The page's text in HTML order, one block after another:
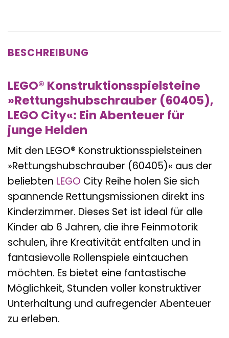
BESCHREIBUNG
LEGO® Konstruktionsspielsteine
»Rettungshubschrauber (60405),
LEGO City«: Ein Abenteuer für
junge Helden
Mit den LEGO® Konstruktionsspielsteinen
»Rettungshubschrauber (60405)« aus der
beliebten LEGO City Reihe holen Sie sich
spannende Rettungsmissionen direkt ins
Kinderzimmer. Dieses Set ist ideal für alle
Kinder ab 6 Jahren, die ihre Feinmotorik
schulen, ihre Kreativität entfalten und in
fantasievolle Rollenspiele eintauchen
möchten. Es bietet eine fantastische
Möglichkeit, Stunden voller konstruktiver
Unterhaltung und aufregender Abenteuer
zu erleben.